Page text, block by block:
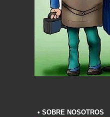
• SOBRE NOSOTROS